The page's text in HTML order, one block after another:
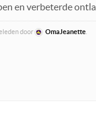
en verbeterde
door OmaJeanette